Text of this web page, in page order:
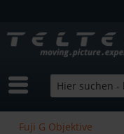
Fuji G Objektive